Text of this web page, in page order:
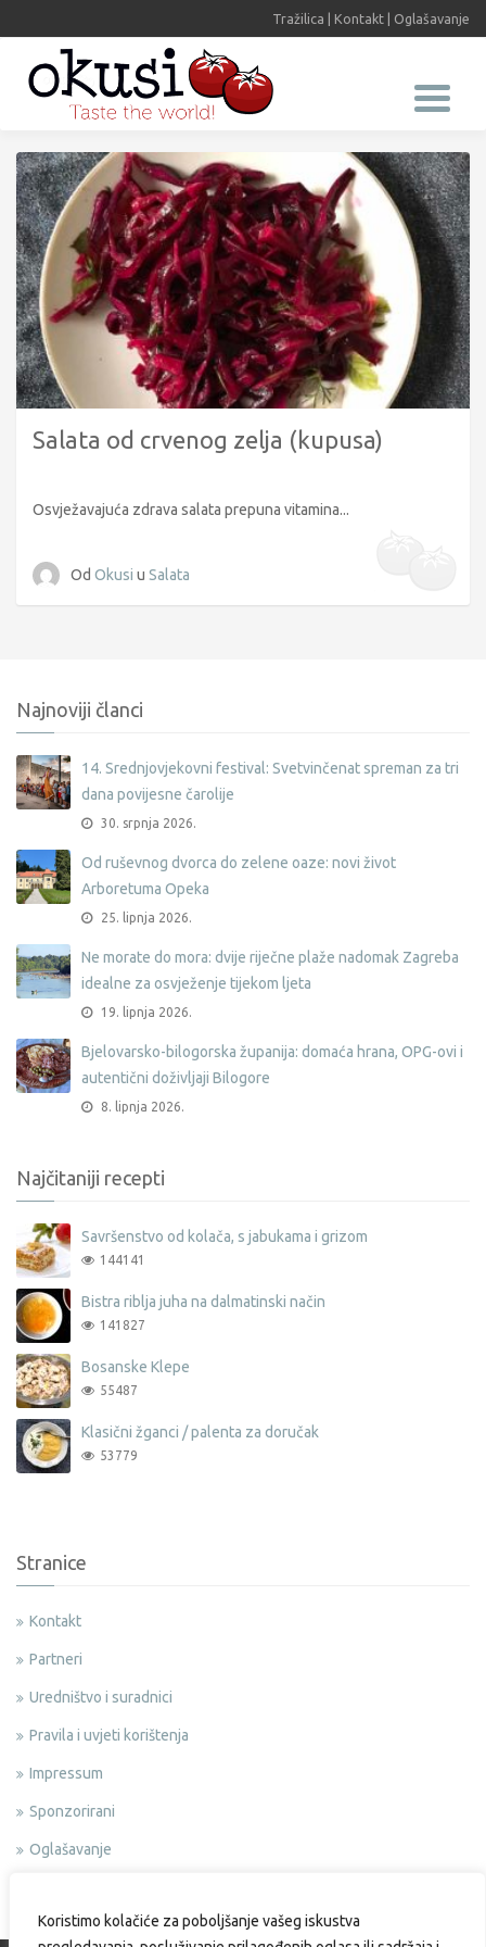
Koristimo kolačiće za poboljšanje vašeg iskustva
Tražilica Kontakt Oglašavanje
Salata od crvenog zelja (kupusa)
Osvježavajuća zdrava salata prepuna vitamina...
Od Okusi u Salata
Najnoviji članci
14. Srednjovjekovni festival: Svetvinčenat spreman za tri
dana povijesne čarolije
30. srpnja 2026.
Od ruševnog dvorca do zelene oaze: novi život
Arboretuma Opeka
25. lipnja 2026.
Ne morate do mora: dvije riječne plaže nadomak Zagreba
idealne za osvježenje tijekom ljeta
19. lipnja 2026.
Bjelovarsko-bilogorska županija: domaća hrana, OPG-ovi i
autentični doživljaji Bilogore
8. lipnja 2026.
Najčitaniji recepti
Savršenstvo od kolača, s jabukama i grizom
144141
Bistra riblja juha na dalmatinski način
141827
Bosanske Klepe
55487
Klasični žganci / palenta za doručak
53779
Stranice
Kontakt
Partneri
Uredništvo i suradnici
Pravila i uvjeti korištenja
Impressum
Sponzorirani
Oglašavanje